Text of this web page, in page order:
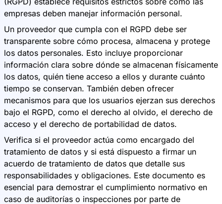
empresas deben manejar información personal.
Un proveedor que cumpla con el RGPD debe ser
transparente sobre cómo procesa, almacena y protege
los datos personales. Esto incluye proporcionar
información clara sobre dónde se almacenan físicamente
los datos, quién tiene acceso a ellos y durante cuánto
tiempo se conservan. También deben ofrecer
mecanismos para que los usuarios ejerzan sus derechos
bajo el RGPD, como el derecho al olvido, el derecho de
acceso y el derecho de portabilidad de datos.
Verifica si el proveedor actúa como encargado del
tratamiento de datos y si está dispuesto a firmar un
acuerdo de tratamiento de datos que detalle sus
responsabilidades y obligaciones. Este documento es
esencial para demostrar el cumplimiento normativo en
caso de auditorías o inspecciones por parte de